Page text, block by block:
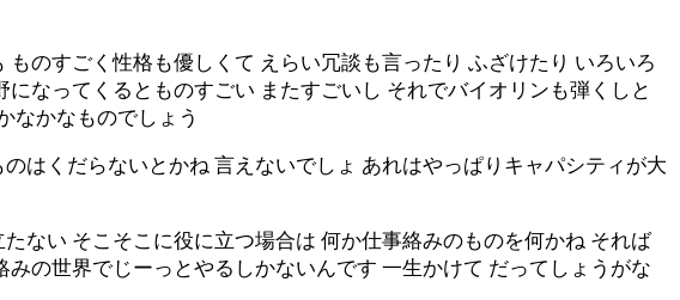
のすごく性格も優しくて えらい冗談も言ったり ふざけたり いろいろ
なってくるとものすごい またすごいし それでバイオリンも弾くしと
なかなものでしょう
はくだらないとかね 言えないでしょ あれはやっぱりキャパシティが大
ない そこそこに役に立つ場合は 何か仕事絡みのものを何かね それば
の世界でじーっとやるしかないんです 一生かけて だってしょうがな